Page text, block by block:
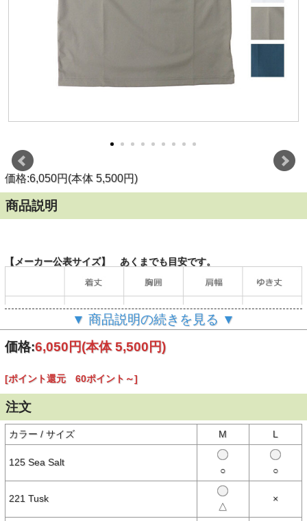
価格:6,050円(本体 5,500円)
商品説明
【メーカー公表サイズ】 あくまでも目安です。
【商品説明】
夏をもっと楽しむ。ひんやりタッチで快適に動ける一枚。
【特徴】
・コロンビア独自の冷却機能「オムニフリーズゼロ」
・コロンビア独自の吸湿速乾機能「オムニウィック」
・コロンビア独自のサンプロテクション機能「オムニシェイドブロー
ドスペクトラム」UPF40
・胸ポケット下に、アウトドア感を高めるループコード付き
▼ 商品説明の続きを見る ▼
価格:6,050円(本体 5,500円)
[ポイント還元 60ポイント～]
注文
カラー / サイズ M L
125 Sea Salt
○
○
221 Tusk
△
×